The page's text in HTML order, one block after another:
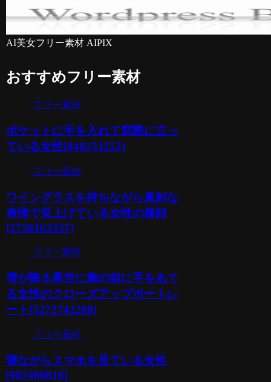
AI美女フリー素材 AIPIX
おすすめフリー素材
フリー素材
ポケットに手を入れて窓際に立っ
ている女性[848353252]
フリー素材
ワイングラスを持ちながら真剣な
表情で見上げている女性の横顔
[2758163337]
フリー素材
雪が降る寒空に胸の前に手をあて
る女性のクローズアップポートレ
ート[3272742288]
フリー素材
寝ながらスマホを見ている女性
[985460818]